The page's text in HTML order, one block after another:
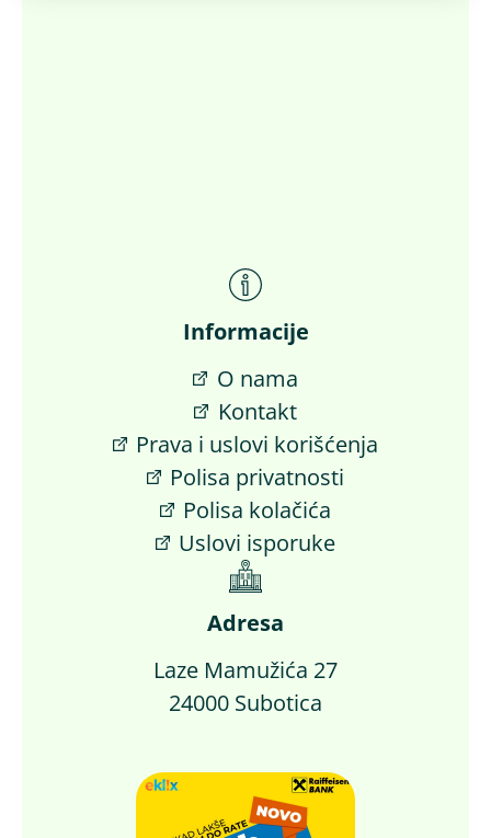
Informacije
O nama
Kontakt
Prava i uslovi korišćenja
Polisa privatnosti
Polisa kolačića
Uslovi isporuke
Adresa
Laze Mamužića 27
24000 Subotica